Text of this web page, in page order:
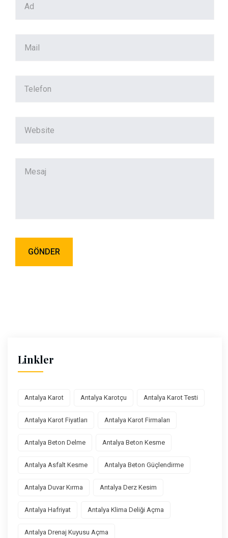
Linkler
Antalya Karot Antalya Karotçu Antalya Karot Testi
Antalya Karot Fiyatları Antalya Karot Firmaları
Antalya Beton Delme Antalya Beton Kesme
Antalya Asfalt Kesme Antalya Beton Güçlendirme
Antalya Duvar Kırma Antalya Derz Kesim
Antalya Hafriyat Antalya Klima Deliği Açma
Antalya Drenaj Kuyusu Açma